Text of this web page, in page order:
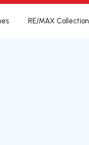
RE/MAX Collection